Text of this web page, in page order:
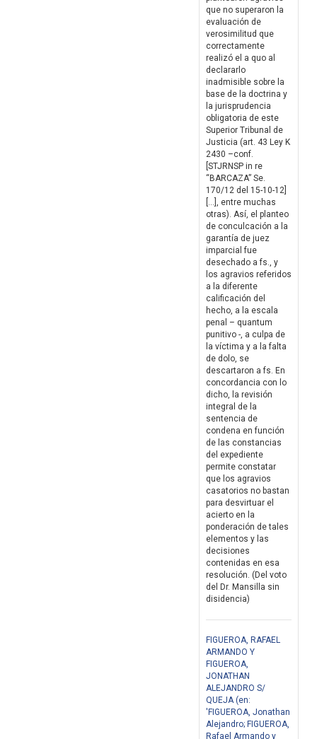
que no superaron la
evaluación de
verosimilitud que
correctamente
realizó el a quo al
declararlo
inadmisible sobre la
base de la doctrina y
la jurisprudencia
obligatoria de este
Superior Tribunal de
Justicia (art. 43 Ley K
2430 –conf.
[STJRNSP in re
“BARCAZA” Se.
170/12 del 15-10-12]
[…], entre muchas
otras). Así, el planteo
de conculcación a la
garantía de juez
imparcial fue
desechado a fs., y
los agravios referidos
a la diferente
calificación del
hecho, a la escala
penal – quantum
punitivo -, a culpa de
la víctima y a la falta
de dolo, se
descartaron a fs. En
concordancia con lo
dicho, la revisión
integral de la
sentencia de
condena en función
de las constancias
del expediente
permite constatar
que los agravios
casatorios no bastan
para desvirtuar el
acierto en la
ponderación de tales
elementos y las
decisiones
contenidas en esa
resolución. (Del voto
del Dr. Mansilla sin
disidencia)
FIGUEROA, RAFAEL
ARMANDO Y
FIGUEROA,
JONATHAN
ALEJANDRO S/
QUEJA (en:
'FIGUEROA, Jonathan
Alejandro; FIGUEROA,
Rafael Armando y